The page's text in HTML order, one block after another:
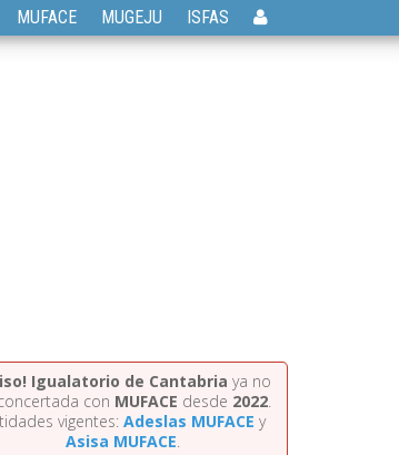
MUFACE MUGEJU ISFAS
Igualatorio de Cantabria ya no
con MUFACE desde 2022.
vigentes: Adeslas MUFACE y
Asisa MUFACE.